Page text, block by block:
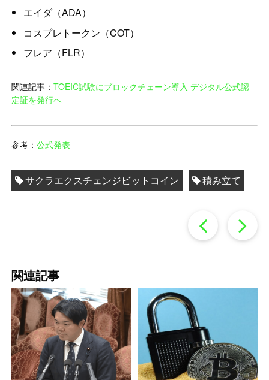
エイダ（ADA）
コスプレトークン（COT）
フレア（FLR）
関連記事：TOEIC試験にブロックチェーン導入 デジタル公式認
定証を発行へ
参考：公式発表
サクラエクスチェンジビットコイン 積み立て
過
去
の
投
関連記事